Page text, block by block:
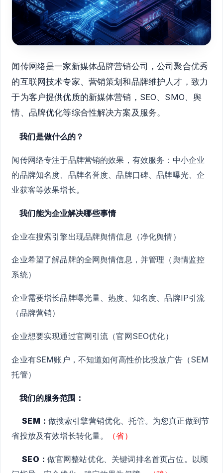
闻传网络是一家新媒体品牌营销公司，公司聚合优秀
的互联网技术专家、营销策划和品牌维护人才，致力
于为客户提供优质的新媒体营销，SEO、SMO、舆
情、品牌优化等综合性解决方案及服务。
我们是做什么的？
闻传网络专注于品牌营销的效果，有效服务：中小企业
的品牌知名度、品牌名誉度、品牌口碑、品牌曝光、企
业获客等效果增长。
我们能为企业解决哪些事情
企业在搜索引擎出现品牌舆情信息（净化舆情）
企业希望了解品牌的全网舆情信息，并管理（舆情监控
系统）
企业需要增长品牌曝光量、热度、知名度、品牌IP引流
（品牌营销）
企业想要实现通过官网引流（官网SEO优化）
企业有SEM账户，不知道如何高性价比投放广告（SEM
托管）
我们的服务范围：
SEM： 做搜索引擎营销优化、托管。为您真正做到节
省投放及有效增长转化量。
（省）
SEO： 做官网整站优化、关键词排名首页占位。以顾